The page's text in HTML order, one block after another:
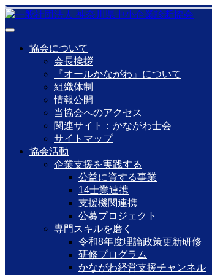
協会について
会長挨拶
『オールかながわ』について
組織体制
情報公開
当協会へのアクセス
関連サイト：かながわ士会
サイトマップ
協会活動
企業支援を実践する
公益に資する事業
14士業連携
支援機関連携
公募プロジェクト
専門スキルを磨く
令和8年度理論政策更新研修
研修プログラム
かながわ経営支援チャンネル